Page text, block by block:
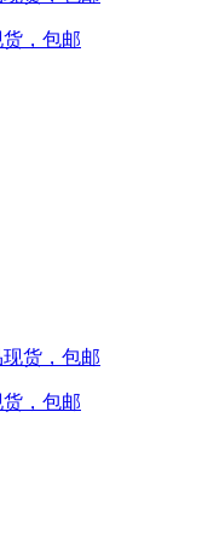
，包邮
，包邮